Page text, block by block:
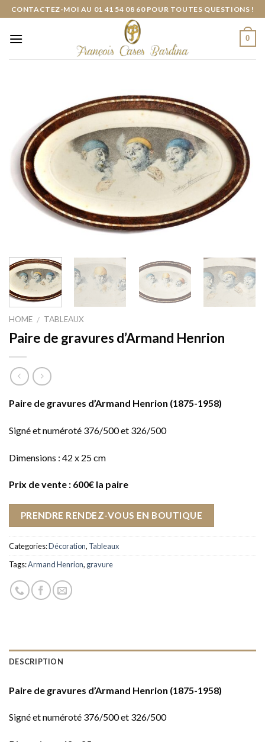
Skip
content
CONTACTEZ-MOI AU 01 41 54 08 60 POUR TOUTES QUESTIONS !
0
HOME / TABLEAUX
Paire de gravures d’Armand Henrion
Paire de gravures d’Armand Henrion (1875-1958)
Signé et numéroté 376/500 et 326/500
Dimensions : 42 x 25 cm
Prix de vente : 600€ la paire
PRENDRE RENDEZ-VOUS EN BOUTIQUE
Categories:Décoration, Tableaux
Tags:Armand Henrion, gravure
DESCRIPTION
Paire de gravures d’Armand Henrion (1875-1958)
Signé et numéroté 376/500 et 326/500